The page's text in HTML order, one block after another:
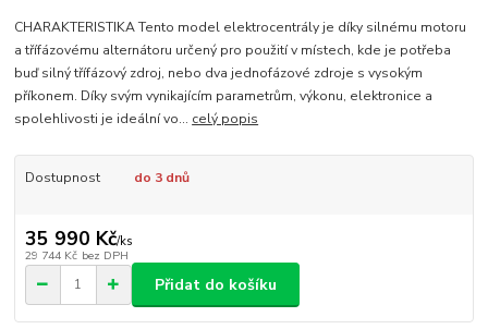
CHARAKTERISTIKA Tento model elektrocentrály je díky silnému motoru
a třífázovému alternátoru určený pro použití v místech, kde je potřeba
buď silný třífázový zdroj, nebo dva jednofázové zdroje s vysokým
příkonem. Díky svým vynikajícím parametrům, výkonu, elektronice a
spolehlivosti je ideální vo... celý popis
Dostupnost do 3 dnů
35 990 Kč/ks
29 744 Kč bez DPH
Přidat do košíku